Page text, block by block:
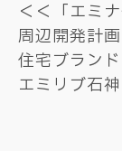
＜＜「エミ
周辺開発計
住宅ブラン
エミリブ石